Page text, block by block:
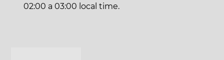
02:00 a 03:00 local time.